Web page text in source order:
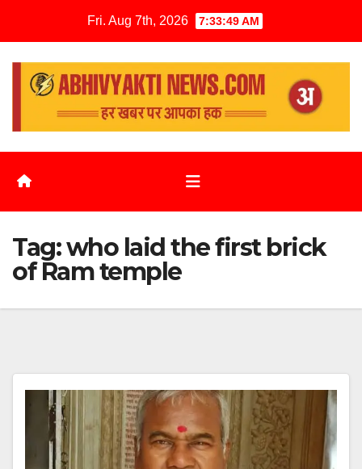
Fri. Aug 7th, 2026 7:33:50 AM
Tag:who laid the first brick
of Ram temple